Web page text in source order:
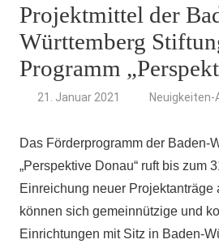
Projektmittel der
Württemberg
Programm
21. Januar 2021 Neuigkeiten-
Das Förderprogramm der Baden-
„Perspektive Donau“ ruft bis zum
Einreichung neuer Projektanträge
können sich gemeinnützige und
Einrichtungen mit Sitz in Baden-